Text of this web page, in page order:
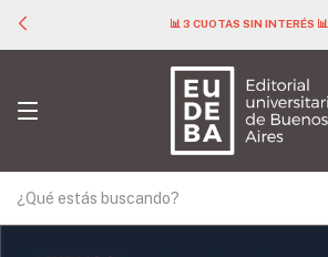
📊 3 CUOTAS SIN INTERÉS 📊